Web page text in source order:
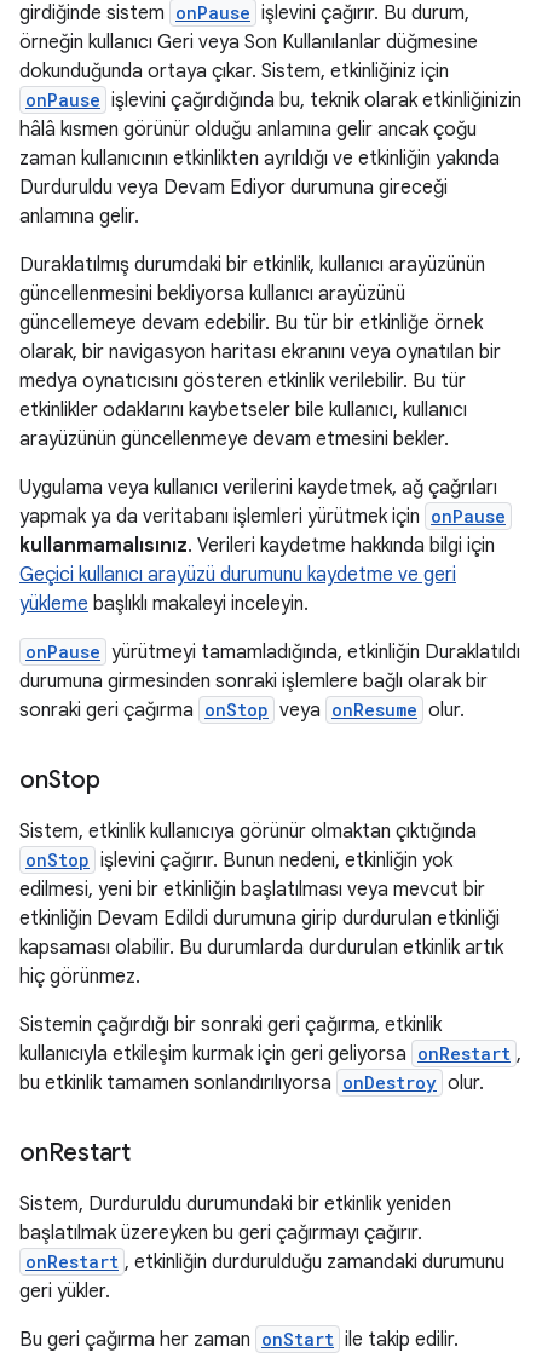
girdiğinde sistem onPause işlevini çağırır. Bu durum,
örneğin kullanıcı Geri veya Son Kullanılanlar düğmesine
dokunduğunda ortaya çıkar. Sistem, etkinliğiniz için
onPause işlevini çağırdığında bu, teknik olarak etkinliğinizin
hâlâ kısmen görünür olduğu anlamına gelir ancak çoğu
zaman kullanıcının etkinlikten ayrıldığı ve etkinliğin yakında
Durduruldu veya Devam Ediyor durumuna gireceği
anlamına gelir.
Duraklatılmış durumdaki bir etkinlik, kullanıcı arayüzünün
güncellenmesini bekliyorsa kullanıcı arayüzünü
güncellemeye devam edebilir. Bu tür bir etkinliğe örnek
olarak, bir navigasyon haritası ekranını veya oynatılan bir
medya oynatıcısını gösteren etkinlik verilebilir. Bu tür
etkinlikler odaklarını kaybetseler bile kullanıcı, kullanıcı
arayüzünün güncellenmeye devam etmesini bekler.
Uygulama veya kullanıcı verilerini kaydetmek, ağ çağrıları
yapmak ya da veritabanı işlemleri yürütmek için onPause
kullanmamalısınız. Verileri kaydetme hakkında bilgi için
Geçici kullanıcı arayüzü durumunu kaydetme ve geri
yükleme başlıklı makaleyi inceleyin.
onPause yürütmeyi tamamladığında, etkinliğin Duraklatıldı
durumuna girmesinden sonraki işlemlere bağlı olarak bir
sonraki geri çağırma onStop veya onResume olur.
onStop
Sistem, etkinlik kullanıcıya görünür olmaktan çıktığında
onStop işlevini çağırır. Bunun nedeni, etkinliğin yok
edilmesi, yeni bir etkinliğin başlatılması veya mevcut bir
etkinliğin Devam Edildi durumuna girip durdurulan etkinliği
kapsaması olabilir. Bu durumlarda durdurulan etkinlik artık
hiç görünmez.
Sistemin çağırdığı bir sonraki geri çağırma, etkinlik
kullanıcıyla etkileşim kurmak için geri geliyorsa onRestart ,
bu etkinlik tamamen sonlandırılıyorsa onDestroy olur.
onRestart
Sistem, Durduruldu durumundaki bir etkinlik yeniden
başlatılmak üzereyken bu geri çağırmayı çağırır.
onRestart , etkinliğin durdurulduğu zamandaki durumunu
geri yükler.
Bu geri çağırma her zaman onStart ile takip edilir.